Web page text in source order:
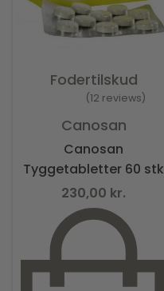
Fodertilskud
12 reviews
Canosan
Canosan
Tyggetabletter 60 stk
230,00 kr.